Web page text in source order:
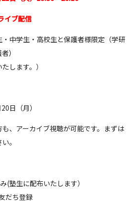
イブ配信
学生・高校生と保護者様限定（学研
）
します。）
（月）
、アーカイブ視聴が可能です。まずは
。
塾生に配布いたします）
だち登録